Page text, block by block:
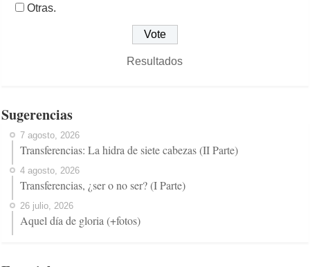
Otras.
Resultados
Sugerencias
7 agosto, 2026
Transferencias: La hidra de siete cabezas (II Parte)
4 agosto, 2026
Transferencias, ¿ser o no ser? (I Parte)
26 julio, 2026
Aquel día de gloria (+fotos)